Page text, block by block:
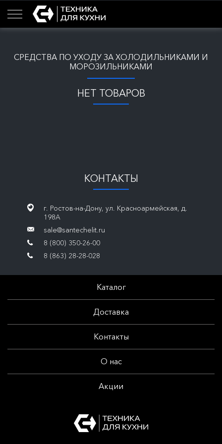
СРЕДСТВА ПО УХОДУ ЗА ХОЛОДИЛЬНИКАМИ И
МОРОЗИЛЬНИКАМИ
НЕТ ТОВАРОВ
КОНТАКТЫ
г. Ростов-на-Дону, ул. Красноармейская, д.
198А
sale@santechelit.ru
8 (800) 350-26-00
8 (863) 28-28-028
Каталог
Доставка
Контакты
О нас
Акции